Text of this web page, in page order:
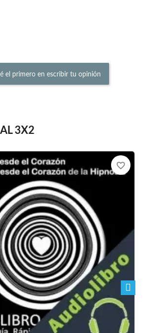
el primero en escribir tu opinión
3X2
favorite_border